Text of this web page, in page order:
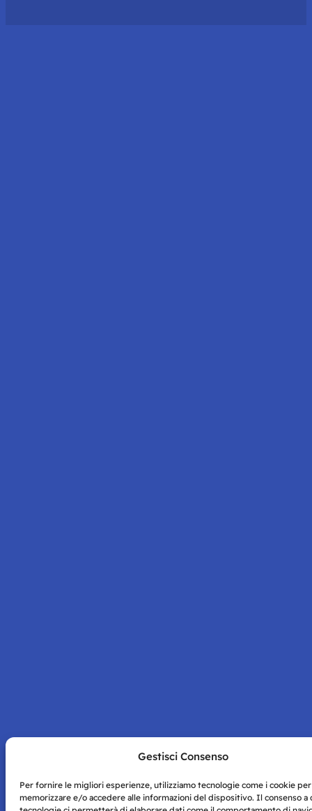
Gestisci Consenso
Per fornire le migliori esperienze, utilizziamo tecnologie come i cookie per
memorizzare e/o accedere alle informazioni del dispositivo. Il consenso a